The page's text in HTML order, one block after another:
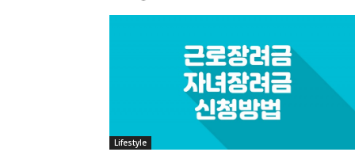
Lifestyle